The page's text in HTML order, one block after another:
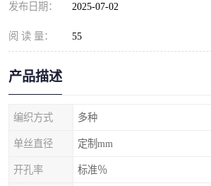
发布日期： 2025-07-02
阅 读 量： 55
产品描述
编织方式 多种
单丝直径 定制mm
开孔率 标准％